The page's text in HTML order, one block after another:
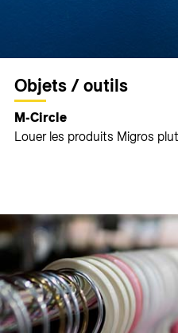
Objets / outils
M-Circle
Louer les produits Migros